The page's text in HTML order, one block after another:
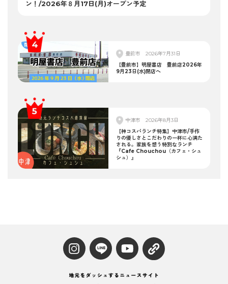
ン！/2026年８月17日(月)オープン予定
豊前市
2026年7月31日
【豊前市】明屋書店 豊前店2026年
9月23日(水)閉店へ
中津市
2026年8月3日
【神コスパランチ特集】中津市/手作
りの優しさとこだわりの一杯に心満た
される。家族を想う特別なランチ
『Cafe Chouchou（カフェ・シュ
シュ）』